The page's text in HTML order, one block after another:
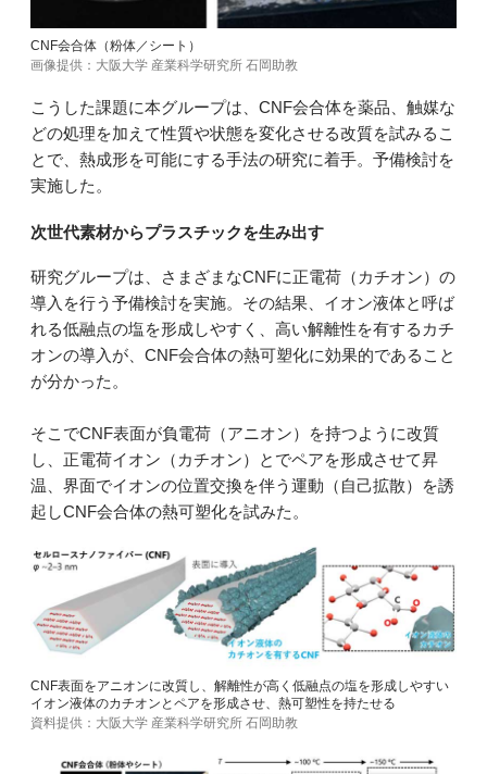
CNF会合体（粉体／シート）
画像提供：大阪大学 産業科学研究所 石岡助教
こうした課題に本グループは、CNF会合体を薬品、触媒な
どの処理を加えて性質や状態を変化させる改質を試みるこ
とで、熱成形を可能にする手法の研究に着手。予備検討を
実施した。
次世代素材からプラスチックを生み出す
研究グループは、さまざまなCNFに正電荷（カチオン）の
導入を行う予備検討を実施。その結果、イオン液体と呼ば
れる低融点の塩を形成しやすく、高い解離性を有するカチ
オンの導入が、CNF会合体の熱可塑化に効果的であること
が分かった。
そこでCNF表面が負電荷（アニオン）を持つように改質
し、正電荷イオン（カチオン）とでペアを形成させて昇
温、界面でイオンの位置交換を伴う運動（自己拡散）を誘
起しCNF会合体の熱可塑化を試みた。
CNF表面をアニオンに改質し、解離性が高く低融点の塩を形成しやすい
イオン液体のカチオンとペアを形成させ、熱可塑性を持たせる
資料提供：大阪大学 産業科学研究所 石岡助教